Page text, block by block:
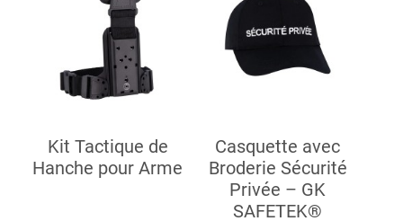
Kit Tactique de
Hanche pour Arme
Casquette avec
Broderie Sécurité
Privée – GK
SAFETEK®